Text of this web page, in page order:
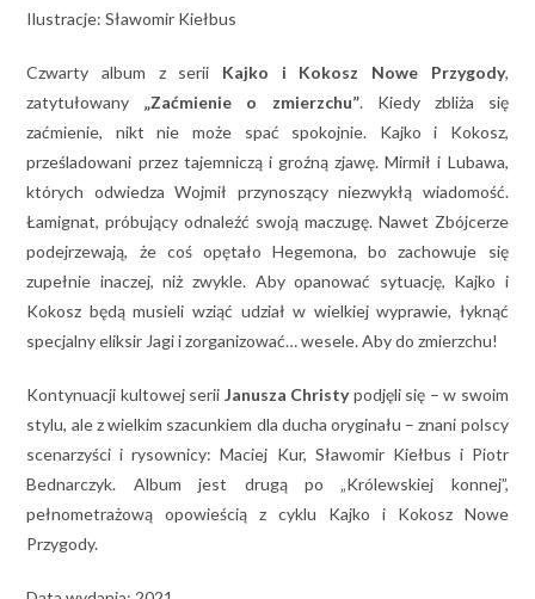
Ilustracje: Sławomir Kiełbus
Czwarty album z serii Kajko i Kokosz Nowe Przygody,
zatytułowany „Zaćmienie o zmierzchu”. Kiedy zbliża się
zaćmienie, nikt nie może spać spokojnie. Kajko i Kokosz,
prześladowani przez tajemniczą i groźną zjawę. Mirmił i Lubawa,
których odwiedza Wojmił przynoszący niezwykłą wiadomość.
Łamignat, próbujący odnaleźć swoją maczugę. Nawet Zbójcerze
podejrzewają, że coś opętało Hegemona, bo zachowuje się
zupełnie inaczej, niż zwykle. Aby opanować sytuację, Kajko i
Kokosz będą musieli wziąć udział w wielkiej wyprawie, łyknąć
specjalny eliksir Jagi i zorganizować… wesele. Aby do zmierzchu!
Kontynuacji kultowej serii Janusza Christypodjęli się – w swoim
stylu, ale z wielkim szacunkiem dla ducha oryginału – znani polscy
scenarzyści i rysownicy: Maciej Kur, Sławomir Kiełbus i Piotr
Bednarczyk. Album jest drugą po „Królewskiej konnej”,
pełnometrażową opowieścią z cyklu Kajko i Kokosz Nowe
Przygody.